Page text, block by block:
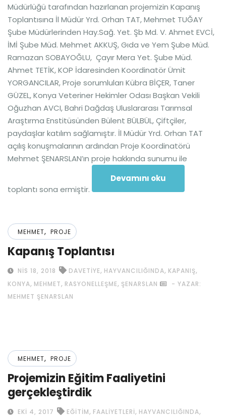
Müdürlüğü tarafından hazırlanan projemizin Kapanış
Toplantısına İl Müdür Yrd. Orhan TAT, Mehmet TUĞAY
Şube Müdürlerinden Hay.Sağ. Yet. Şb Md. V. Ahmet EVCİ,
İMİ Şube Müd. Mehmet AKKUŞ, Gıda ve Yem Şube Müd.
Ramazan SOBAYOĞLU, Çayır Mera Yet. Şube Müd.
Ahmet TETİK, KOP İdaresinden Koordinatör Ümit
YORGANCILAR, Proje sorumluları Kübra BİÇER, Taner
GÜZEL, Konya Veteriner Hekimler Odası Başkan Vekili
Oğuzhan AVCI, Bahri Dağdaş Uluslararası Tarımsal
Araştırma Enstitüsünden Bülent BÜLBÜL, Çiftçiler,
paydaşlar katılım sağlamıştır. İl Müdür Yrd. Orhan TAT
açılış konuşmalarının ardından Proje Koordinatörü
Mehmet ŞENARSLAN’ın proje hakkında sunumu ile
toplantı sona ermiştir.
Devamını oku
MEHMET, PROJE
Kapanış Toplantısı
NIS 18, 2018 DAVETIYE, HAYVANCILIĞINDA, KAPANIŞ,
KONYA, MEHMET, RASYONELLEŞME, ŞENARSLAN
- YAZAR:
MEHMET ŞENARSLAN
MEHMET, PROJE
Projemizin Eğitim Faaliyetini
gerçekleştirdik
EKI 4, 2017 EĞITIM, FAALIYETLERI, HAYVANCILIĞINDA,